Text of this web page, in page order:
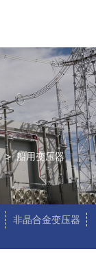
>船用变压器
非晶合金变压器